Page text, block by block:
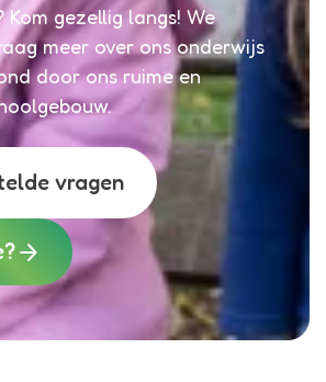
Kom gezellig langs! We
meer over ons onderwijs
door ons ruime en
vragen
arrow_forward